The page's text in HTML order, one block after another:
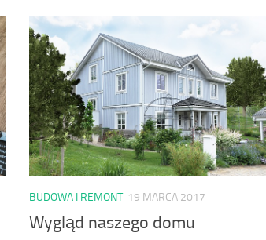
BUDOWA I REMONT 19 MARCA 2017
Wygląd naszego domu